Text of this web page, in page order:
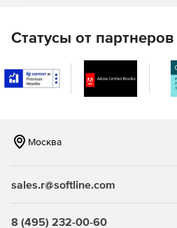
HR-бренд
Статусы от партнеров
Москва
sales.r@softline.com
8 (495) 232-00-60